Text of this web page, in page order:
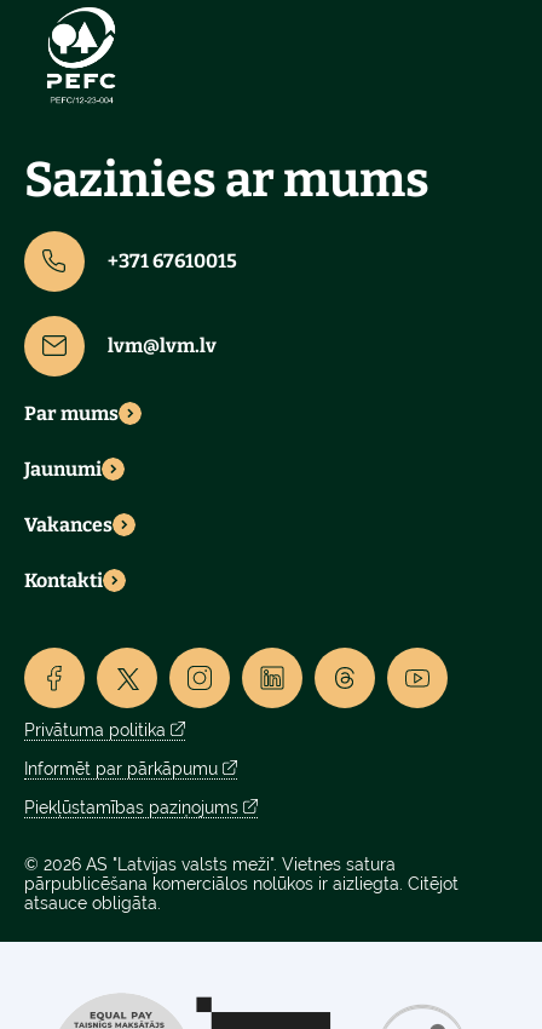
Sazinies ar mums
+371 67610015
lvm@lvm.lv
Par mums
Jaunumi
Vakances
Kontakti
Privātuma politika
Informēt par pārkāpumu
Piekļūstamības paziņojums
© 2026 AS "Latvijas valsts meži". Vietnes satura
pārpublicēšana komerciālos nolūkos ir aizliegta. Citējot
atsauce obligāta.